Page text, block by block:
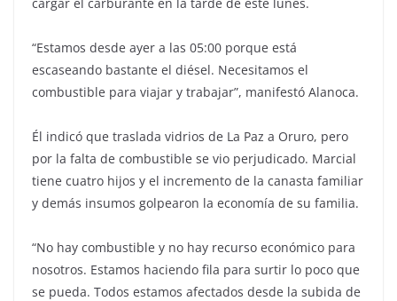
“Estamos desde ayer a las 05:00 porque está
escaseando bastante el diésel. Necesitamos el
combustible para viajar y trabajar”, manifestó Alanoca.
Él indicó que traslada vidrios de La Paz a Oruro, pero
por la falta de combustible se vio perjudicado. Marcial
tiene cuatro hijos y el incremento de la canasta familiar
y demás insumos golpearon la economía de su familia.
“No hay combustible y no hay recurso económico para
nosotros. Estamos haciendo fila para surtir lo poco que
se pueda. Todos estamos afectados desde la subida de